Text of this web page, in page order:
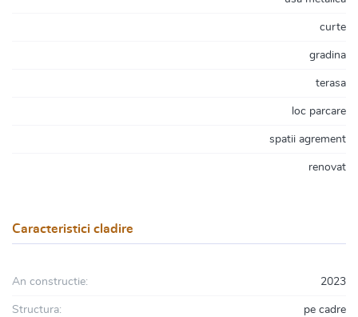
curte
gradina
terasa
loc parcare
spatii agrement
renovat
Caracteristici cladire
An constructie: 2023
Structura: pe cadre